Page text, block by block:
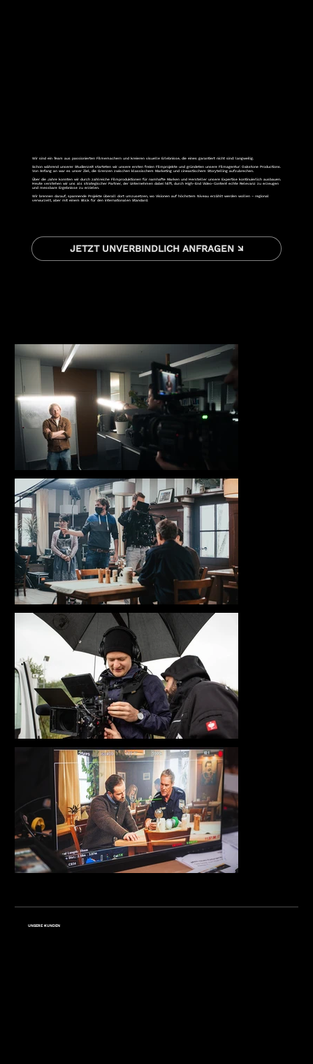
Wir sind ein Team aus passionierten Filmemachern und kreieren visuelle Erlebnisse, die eines garantiert nicht sind: langweilig.
Schon während unserer Studienzeit starteten wir unsere ersten freien Filmprojekte und gründeten unsere Filmagentur: Oakstone Productions.
Von Anfang an war es unser Ziel, die Grenzen zwischen klassischem Marketing und cineastischem Storytelling aufzubrechen.
Über die Jahre konnten wir durch zahlreiche Filmproduktionen für namhafte Marken und Hersteller unsere Expertise kontinuierlich ausbauen.
Heute verstehen wir uns als strategischer Partner, der Unternehmen dabei hilft, durch High-End Video-Content echte Relevanz zu erzeugen
und messbare Ergebnisse zu erzielen.
Wir brennen darauf, spannende Projekte überall dort umzusetzen, wo Visionen auf höchstem Niveau erzählt werden wollen – regional
verwurzelt, aber mit einem Blick für den internationalen Standard.
JETZT UNVERBINDLICH ANFRAGEN ↘
UNSERE KUNDEN